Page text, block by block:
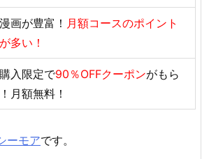
画が豊富！ 月額コースのポイント
多い！
入限定で90％OFFクーポンがもら
月額無料！
ーモアです。